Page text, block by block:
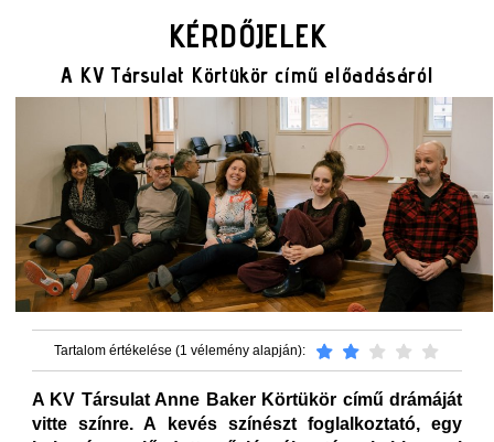
KÉRDŐJELEK
A KV Társulat Körtükör című előadásáról
Tartalom értékelése (1 vélemény alapján):
A KV Társulat Anne Baker Körtükör című drámáját
vitte színre. A kevés színészt foglalkoztató, egy